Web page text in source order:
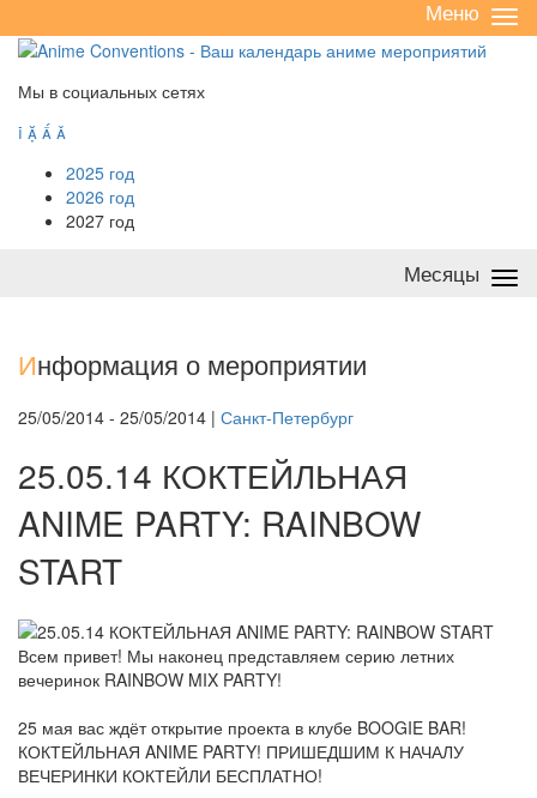
/
Меню
Мы в социальных сетях
   
2025 год
2026 год
2027 год
Месяцы
Информация о мероприятии
25/05/2014 - 25/05/2014 | Санкт-Петербург
25.05.14 КОКТЕЙЛЬНАЯ
ANIME PARTY: RAINBOW
START
Всем привет! Мы наконец представляем серию летних
вечеринок RAINBOW MIX PARTY!
25 мая вас ждёт открытие проекта в клубе BOOGIE BAR!
КОКТЕЙЛЬНАЯ ANIME PARTY! ПРИШЕДШИМ К НАЧАЛУ
ВЕЧЕРИНКИ КОКТЕЙЛИ БЕСПЛАТНО!